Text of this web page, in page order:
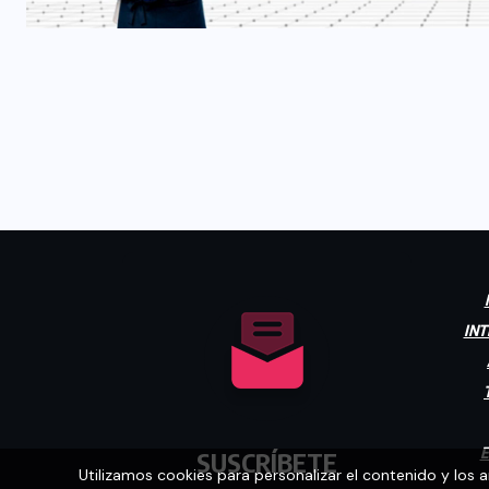
SUSCRÍBETE
Utilizamos cookies para personalizar el contenido y los